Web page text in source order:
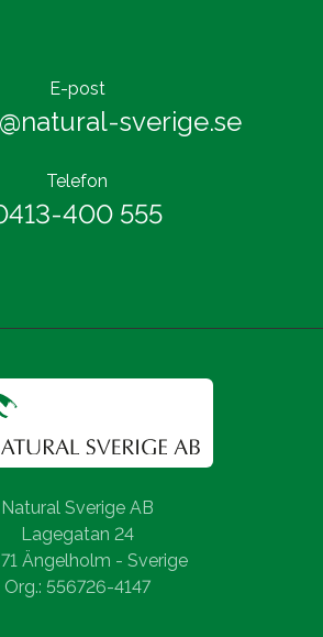
E-post
sverige.se
Telefon
400 555
Natural Sverige AB
Lagegatan 24
Ängelholm - Sverige
Org.: 556726-4147